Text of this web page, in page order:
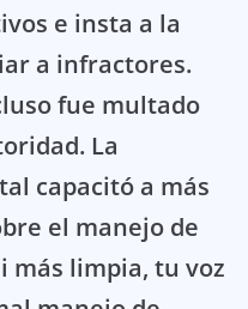
e insta a la
a infractores.
fue multado
La
capacitó a más
el manejo de
más limpia, tu voz